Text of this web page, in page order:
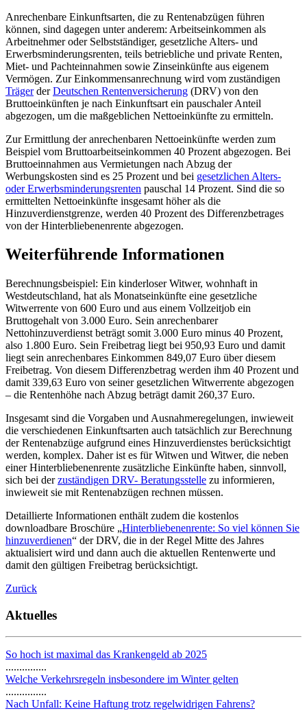
Anrechenbare Einkunftsarten, die zu Rentenabzügen führen
können, sind dagegen unter anderem: Arbeitseinkommen als
Arbeitnehmer oder Selbstständiger, gesetzliche Alters- und
Erwerbsminderungsrenten, teils betriebliche und private Renten,
Miet- und Pachteinnahmen sowie Zinseinkünfte aus eigenem
Vermögen. Zur Einkommensanrechnung wird vom zuständigen
TrägerderDeutschen Rentenversicherung (DRV) von den
Bruttoeinkünften je nach Einkunftsart ein pauschaler Anteil
abgezogen, um die maßgeblichen Nettoeinkünfte zu ermitteln.
Zur Ermittlung der anrechenbaren Nettoeinkünfte werden zum
Beispiel vom Bruttoarbeitseinkommen 40 Prozent abgezogen. Bei
Bruttoeinnahmen aus Vermietungen nach Abzug der
Werbungskosten sind es 25 Prozent und bei gesetzlichen Alters-
oder Erwerbsminderungsrenten pauschal 14 Prozent. Sind die so
ermittelten Nettoeinkünfte insgesamt höher als die
Hinzuverdienstgrenze, werden 40 Prozent des Differenzbetrages
von der Hinterbliebenenrente abgezogen.
Weiterführende Informationen
Berechnungsbeispiel: Ein kinderloser Witwer, wohnhaft in
Westdeutschland, hat als Monatseinkünfte eine gesetzliche
Witwerrente von 600 Euro und aus einem Vollzeitjob ein
Bruttogehalt von 3.000 Euro. Sein anrechenbarer
Nettohinzuverdienst beträgt somit 3.000 Euro minus 40 Prozent,
also 1.800 Euro. Sein Freibetrag liegt bei 950,93 Euro und damit
liegt sein anrechenbares Einkommen 849,07 Euro über diesem
Freibetrag. Von diesem Differenzbetrag werden ihm 40 Prozent und
damit 339,63 Euro von seiner gesetzlichen Witwerrente abgezogen
– die Rentenhöhe nach Abzug beträgt damit 260,37 Euro.
Insgesamt sind die Vorgaben und Ausnahmeregelungen, inwieweit
die verschiedenen Einkunftsarten auch tatsächlich zur Berechnung
der Rentenabzüge aufgrund eines Hinzuverdienstes berücksichtigt
werden, komplex. Daher ist es für Witwen und Witwer, die neben
einer Hinterbliebenenrente zusätzliche Einkünfte haben, sinnvoll,
sich bei derzuständigen DRV- Beratungsstelle zu informieren,
inwieweit sie mit Rentenabzügen rechnen müssen.
Detaillierte Informationen enthält zudem die kostenlos
downloadbare Broschüre „Hinterbliebenenrente: So viel können Sie
hinzuverdienen“ der DRV, die in der Regel Mitte des Jahres
aktualisiert wird und dann auch die aktuellen Rentenwerte und
damit den gültigen Freibetrag berücksichtigt.
Zurück
Aktuelles
So hoch ist maximal das Krankengeld ab 2025
...............
Welche Verkehrsregeln insbesondere im Winter gelten
...............
Nach Unfall: Keine Haftung trotz regelwidrigen Fahrens?